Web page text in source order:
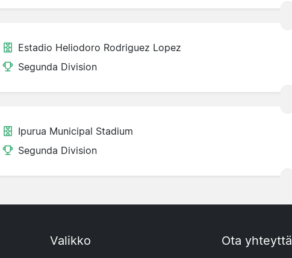
Estadio Heliodoro Rodriguez Lopez
Segunda Division
Ipurua Municipal Stadium
Segunda Division
Valikko Ota yhteyttä